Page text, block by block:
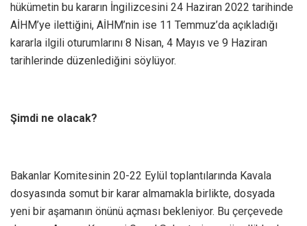
hükümetin bu kararın İngilizcesini 24 Haziran 2022 tarihinde
AİHM’ye ilettiğini, AİHM’nin ise 11 Temmuz’da açıkladığı
kararla ilgili oturumlarını 8 Nisan, 4 Mayıs ve 9 Haziran
tarihlerinde düzenlediğini söylüyor.
Şimdi ne olacak?
Bakanlar Komitesinin 20-22 Eylül toplantılarında Kavala
dosyasında somut bir karar almamakla birlikte, dosyada
yeni bir aşamanın önünü açması bekleniyor. Bu çerçevede